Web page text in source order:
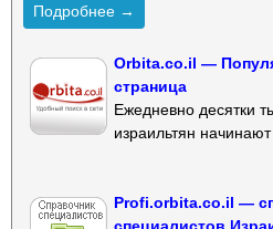
Подробнее →
Orbita.co.il —
страница
Ежедневно десятки
израильтян
Profi.orbita.co.il —